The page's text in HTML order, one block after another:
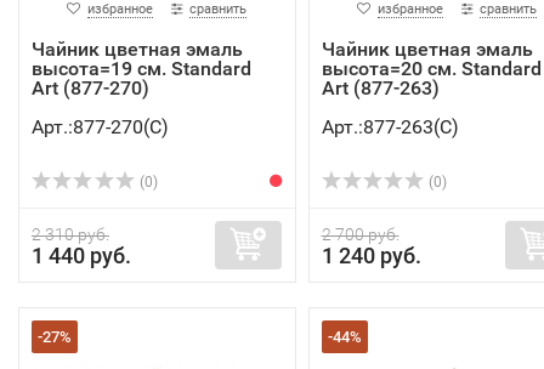
избранное сравнить
Чайник цветная эмаль
высота=19 см. Standard
Art (877-270)
Арт.:877-270(C)
(0)
2 310 руб.
1 440 руб.
избранное сравнить
Чайник цветная эмаль
высота=20 см. Standard
Art (877-263)
Арт.:877-263(C)
(0)
2 700 руб.
1 240 руб.
-27% -44%